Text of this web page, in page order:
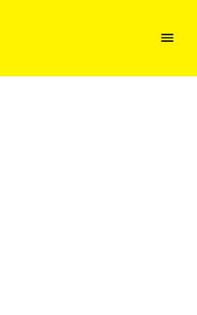
Menu